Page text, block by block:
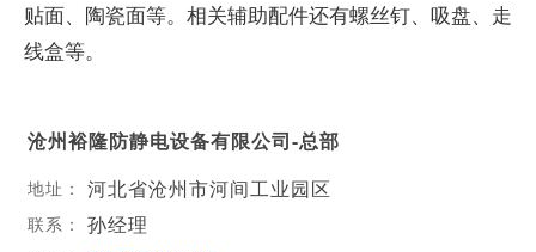
贴面、陶瓷面等。相关辅助配件还有螺丝钉、吸盘、走
线盒等。
沧州裕隆防静电设备有限公司-总部
地址： 河北省沧州市河间工业园区
联系： 孙经理